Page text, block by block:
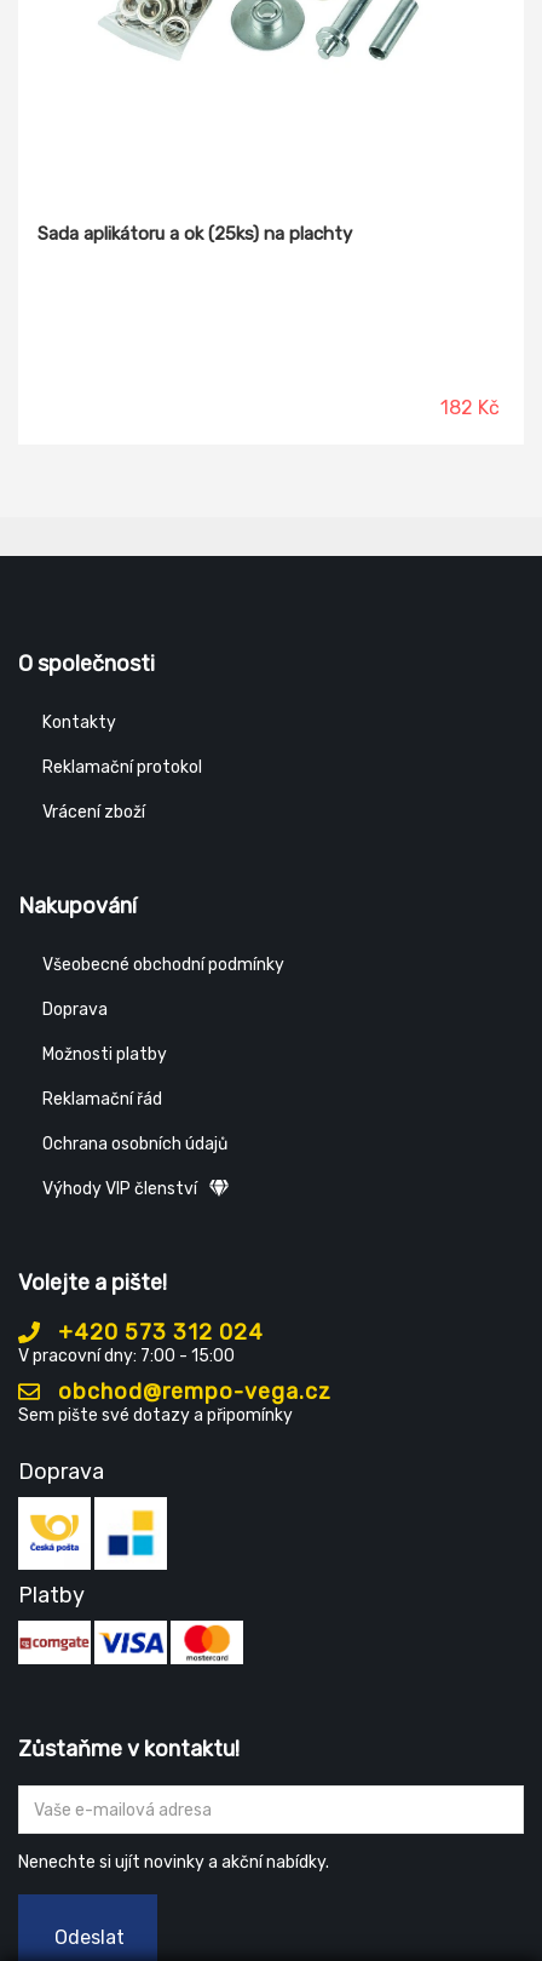
Sada aplikátoru a ok (25ks) na plachty
182 Kč
O společnosti
Kontakty
Reklamační protokol
Vrácení zboží
Nakupování
Všeobecné obchodní podmínky
Doprava
Možnosti platby
Reklamační řád
Ochrana osobních údajů
Výhody VIP členství
Volejte a pište!
+420 573 312 024
V pracovní dny: 7:00 - 15:00
obchod@rempo-vega.cz
Sem pište své dotazy a připomínky
Doprava
Platby
Zůstaňme v kontaktu!
Nenechte si ujít novinky a akční nabídky.
Odeslat